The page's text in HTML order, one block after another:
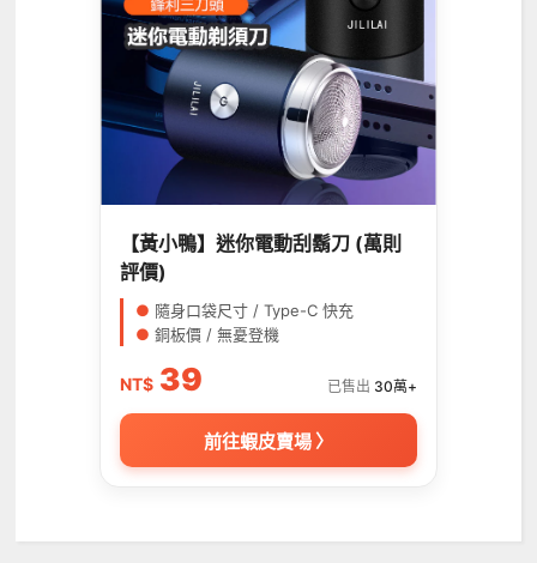
【黃小鴨】迷你電動刮鬍刀 (萬則
評價)
● 隨身口袋尺寸 / Type-C 快充
● 銅板價 / 無憂登機
NT$ 39 已售出 30萬+
前往蝦皮賣場 〉